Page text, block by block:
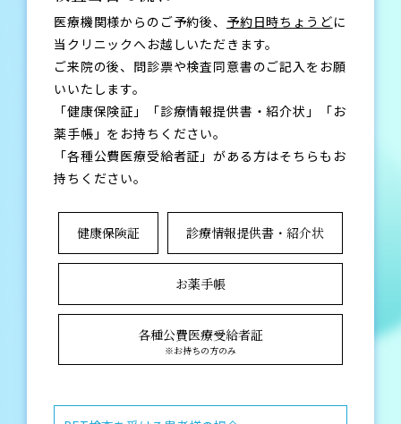
医療機関様からのご予約後、 予約日時ちょうどに
当クリニックへお越しいただきます。
ご来院の後、問診票や検査同意書のご記入をお願
いいたします。
「健康保険証」「診療情報提供書・紹介状」「お
薬手帳」をお持ちください。
「各種公費医療受給者証」がある方はそちらもお
持ちください。
健康保険証 診療情報提供書・紹介状
お薬手帳
各種公費医療受給者証
※お持ちの方のみ